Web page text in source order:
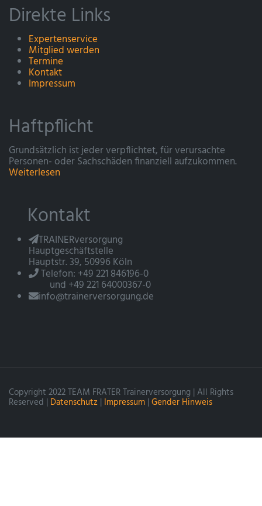
Direkte Links
Expertenservice
Mitglied werden
Termine
Kontakt
Impressum
Haftpflicht
Grundsätzlich ist jeder verpflichtet, für verursachte
Personen- oder Sachschäden finanziell aufzukommen.
Weiterlesen
Kontakt
TRAINERversorgung
Hauptgeschäftstelle
Hauptstr. 39, 50996 Köln
Telefon: +49 221 846196-0
und +49 221 64000367-0
info@trainerversorgung.de
Copyright 2022 TEAM FRATER Trainerversorgung | All Rights
Reserved | Datenschutz | Impressum | Gender Hinweis